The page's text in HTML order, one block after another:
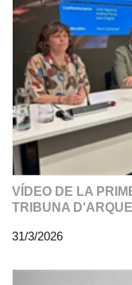
VÍDEO DE LA
TRIBUNA
31/3/2026